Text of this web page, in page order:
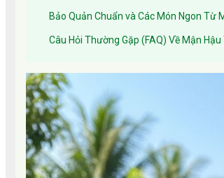
Bảo Quản Chuẩn và Các Món Ngon Từ
Câu Hỏi Thường Gặp (FAQ) Về Mận Hậu